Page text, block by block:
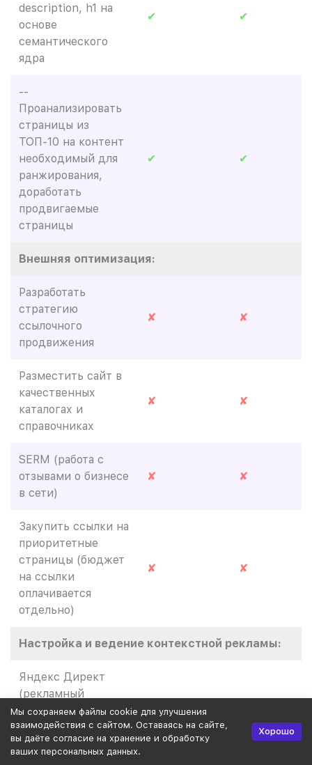
description, h1 на
основе
семантического
ядра
✔ ✔
--
Проанализировать
страницы из
ТОП-10 на контент
необходимый для
ранжирования,
доработать
продвигаемые
страницы
✔ ✔
Внешняя оптимизация:
Разработать
стратегию
ссылочного
продвижения
✘ ✘
Разместить сайт в
качественных
каталогах и
справочниках
✘ ✘
SERM (работа с
отзывами о бизнесе
в сети)
✘ ✘
Закупить ссылки на
приоритетные
страницы (бюджет
на ссылки
оплачивается
отдельно)
✘ ✘
Настройка и ведение контекстной рекламы:
Яндекс Директ
(рекламный
бюджет
оплачивается
отдельно)
✘
Мы сохраняем файлы cookie для улучшения
взаимодействия с сайтом. Оставаясь на сайте,
вы даёте согласие на хранение и обработку
ваших персональных данных.
Хорошо